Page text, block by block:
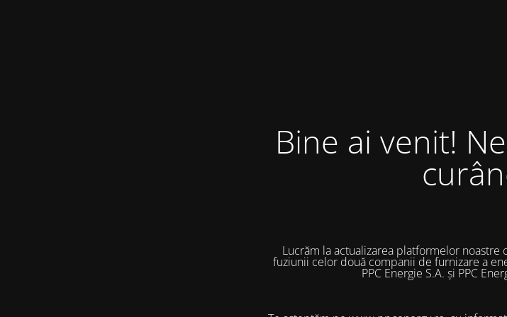
Bine ai venit!
Lucrăm la actualizarea platformelor
fuziunii celor două companii de furnizare a
PPC Energie S.A. și PPC